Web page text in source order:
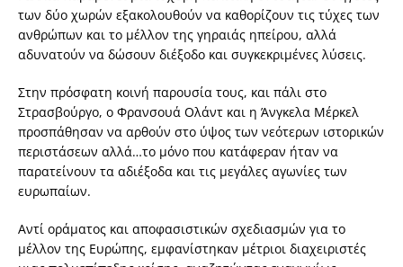
των δύο χωρών εξακολουθούν να καθορίζουν τις τύχες των
ανθρώπων και το μέλλον της γηραιάς ηπείρου, αλλά
αδυνατούν να δώσουν διέξοδο και συγκεκριμένες λύσεις.
Στην πρόσφατη κοινή παρουσία τους, και πάλι στο
Στρασβούργο, ο Φρανσουά Ολάντ και η Άνγκελα Μέρκελ
προσπάθησαν να αρθούν στο ύψος των νεότερων ιστορικών
περιστάσεων αλλά…το μόνο που κατάφεραν ήταν να
παρατείνουν τα αδιέξοδα και τις μεγάλες αγωνίες των
ευρωπαίων.
Αντί οράματος και αποφασιστικών σχεδιασμών για το
μέλλον της Ευρώπης, εμφανίστηκαν μέτριοι διαχειριστές